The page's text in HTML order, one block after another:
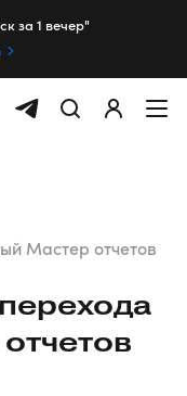
за 1 вечер"
Мастер отчетов